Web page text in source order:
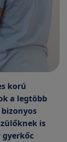
korú
a legtöbb
is
gyerkőc